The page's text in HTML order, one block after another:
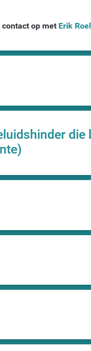
contact op met Erik
die